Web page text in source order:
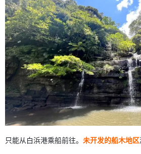
只能从白浜港乘船前往。 未开发的船木地区